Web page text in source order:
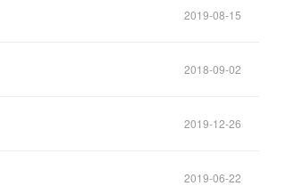
2019-08-15
2018-09-02
2019-12-26
2019-06-22